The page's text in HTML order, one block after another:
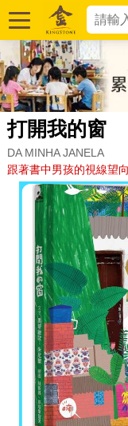
打開我的窗
DA MINHA JANELA
跟著書中男孩的視線望